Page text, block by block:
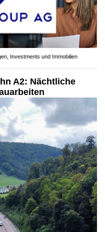
Investments und Immobilien
A2: Nächtliche